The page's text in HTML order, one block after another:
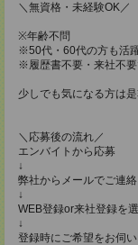
＼無資格・未経験OK／
※年齢不問
※50代・60代の方も活
※履歴書不要・来社不要
少しでも気になる方は
＼応募後の流れ／
エンバイトから応募
↓
弊社からメールでご連絡
↓
WEB登録or来社登録を
↓
登録時にご希望をお伺